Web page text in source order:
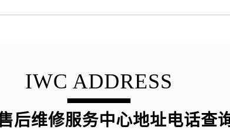
IWC ADDRESS
后维修服务中心地址电话查